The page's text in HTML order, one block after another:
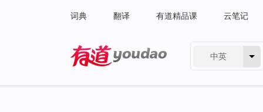
词典 翻译 有道精品课 云笔记
中英